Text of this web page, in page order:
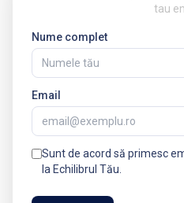
tau
Nume complet
Email
Sunt de acord să primesc
la Echilibrul Tău.